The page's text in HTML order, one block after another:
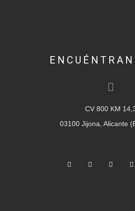
CV 800 KM
03100 Jijona, Alicante